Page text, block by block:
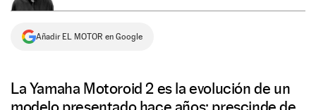
Añadir EL MOTOR en Google
La Yamaha Motoroid 2 es la evolución de un